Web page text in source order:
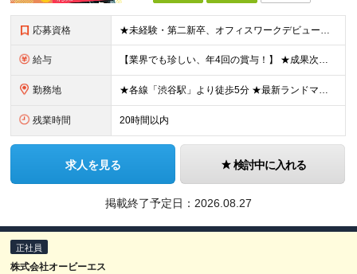
応募資格 ★未経験・第二新卒、オフィスワークデビュー大歓迎 ★平均年齢は28.6歳！ ★20代の若手メンバーが中心になって活躍している職場です！ ●学歴不問 ※35歳以下の方（若年層の長期キャリア形成） ★こ
給与 【業界でも珍しい、年4回の賞与！】 ★成果次第でスピード昇給可 →20代で年収700万〜900万超も！ ■未経験：月給26〜30万円＋賞与年4回（業績による）＋各種手当 ※経験・スキルを考慮して決定
勤務地 ★各線「渋谷駅」より徒歩5分 ★最新ランドマークオフィスです！ ★転勤はありません 【本社】 東京都渋谷区道玄坂2-25-12 道玄坂通 dogenzaka-dori 5階 ※(変更の範囲)上記を除
残業時間 20時間以内
求人を見る 検討中に入れる
掲載終了予定日： 2026.08.27
正社員
株式会社オービーエス